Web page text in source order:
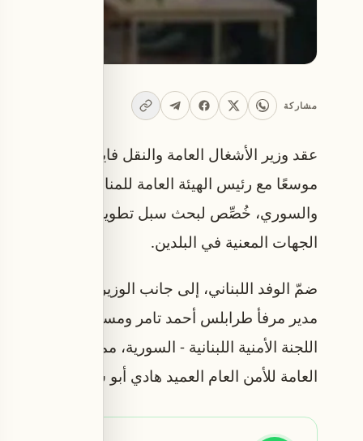
مشاركة
عقد وزير الأشغال العامة والنقل فايز رسامني،
موسعًا مع رئيس الهيئة العامة للمنافذ والجمارك
والسوري، خُصِّص لبحث سبل تطوير التعاون في
الجهات المعنية في البلدين.
ضمّ الوفد اللبناني، إلى جانب الوزير رسامني،
مدير مرفأ طرابلس أحمد تامر ومستشار نائب رئيس
اللجنة الأمنية اللبنانية - السورية، ممثل قيادة
العامة للأمن العام العميد هادي أبو شقرا.